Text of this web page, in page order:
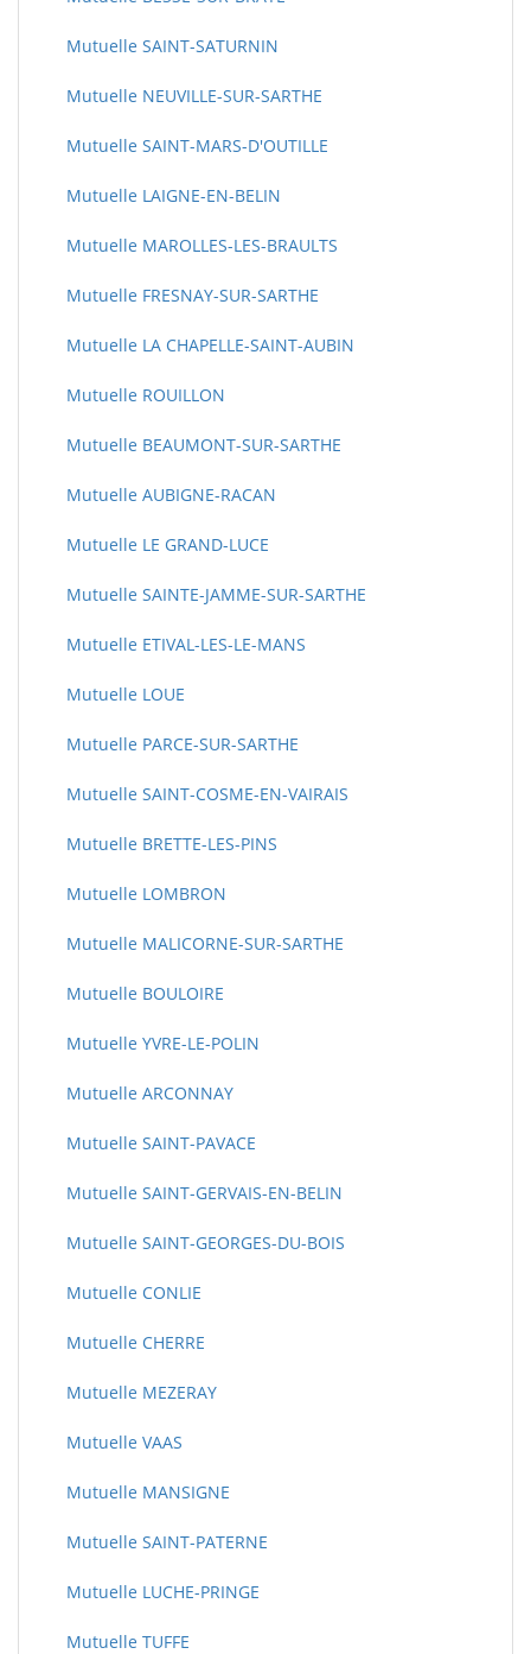
Mutuelle SAINT-SATURNIN
Mutuelle NEUVILLE-SUR-SARTHE
Mutuelle SAINT-MARS-D'OUTILLE
Mutuelle LAIGNE-EN-BELIN
Mutuelle MAROLLES-LES-BRAULTS
Mutuelle FRESNAY-SUR-SARTHE
Mutuelle LA CHAPELLE-SAINT-AUBIN
Mutuelle ROUILLON
Mutuelle BEAUMONT-SUR-SARTHE
Mutuelle AUBIGNE-RACAN
Mutuelle LE GRAND-LUCE
Mutuelle SAINTE-JAMME-SUR-SARTHE
Mutuelle ETIVAL-LES-LE-MANS
Mutuelle LOUE
Mutuelle PARCE-SUR-SARTHE
Mutuelle SAINT-COSME-EN-VAIRAIS
Mutuelle BRETTE-LES-PINS
Mutuelle LOMBRON
Mutuelle MALICORNE-SUR-SARTHE
Mutuelle BOULOIRE
Mutuelle YVRE-LE-POLIN
Mutuelle ARCONNAY
Mutuelle SAINT-PAVACE
Mutuelle SAINT-GERVAIS-EN-BELIN
Mutuelle SAINT-GEORGES-DU-BOIS
Mutuelle CONLIE
Mutuelle CHERRE
Mutuelle MEZERAY
Mutuelle VAAS
Mutuelle MANSIGNE
Mutuelle SAINT-PATERNE
Mutuelle LUCHE-PRINGE
Mutuelle TUFFE